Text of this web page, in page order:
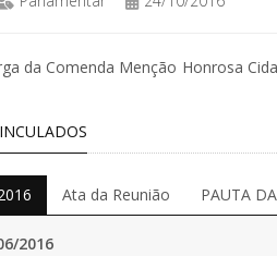
da Comenda Menção Honrosa
Ata da Reunião PAUTA
2016